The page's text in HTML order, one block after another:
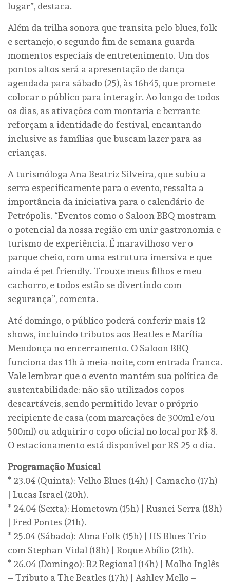
lugar”, destaca.
Além da trilha sonora que transita pelo blues, folk
e sertanejo, o segundo fim de semana guarda
momentos especiais de entretenimento. Um dos
pontos altos será a apresentação de dança
agendada para sábado (25), às 16h45, que promete
colocar o público para interagir. Ao longo de todos
os dias, as ativações com montaria e berrante
reforçam a identidade do festival, encantando
inclusive as famílias que buscam lazer para as
crianças.
A turismóloga Ana Beatriz Silveira, que subiu a
serra especificamente para o evento, ressalta a
importância da iniciativa para o calendário de
Petrópolis. “Eventos como o Saloon BBQ mostram
o potencial da nossa região em unir gastronomia e
turismo de experiência. É maravilhoso ver o
parque cheio, com uma estrutura imersiva e que
ainda é pet friendly. Trouxe meus filhos e meu
cachorro, e todos estão se divertindo com
segurança”, comenta.
Até domingo, o público poderá conferir mais 12
shows, incluindo tributos aos Beatles e Marília
Mendonça no encerramento. O Saloon BBQ
funciona das 11h à meia-noite, com entrada franca.
Vale lembrar que o evento mantém sua política de
sustentabilidade: não são utilizados copos
descartáveis, sendo permitido levar o próprio
recipiente de casa (com marcações de 300ml e/ou
500ml) ou adquirir o copo oficial no local por R$ 8.
O estacionamento está disponível por R$ 25 o dia.
Programação Musical
* 23.04 (Quinta): Velho Blues (14h) | Camacho (17h)
| Lucas Israel (20h).
* 24.04 (Sexta): Hometown (15h) | Rusnei Serra (18h)
| Fred Pontes (21h).
* 25.04 (Sábado): Alma Folk (15h) | HS Blues Trio
com Stephan Vidal (18h) | Roque Abílio (21h).
* 26.04 (Domingo): B2 Regional (14h) | Molho Inglês
– Tributo a The Beatles (17h) | Ashley Mello –